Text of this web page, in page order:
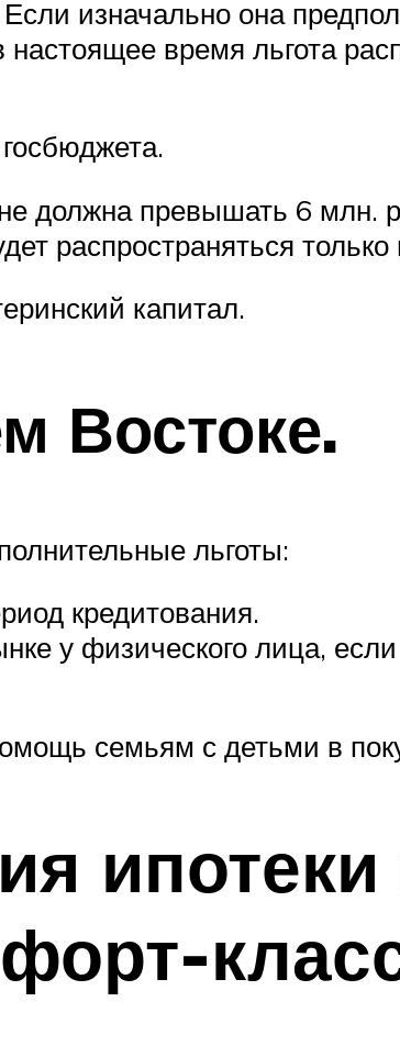
изначально она
время льгота
должна превышать 6 млн.
распространяться
капитал.
Востоке.
льготы:
кредитования.
у физического лица,
семьям с детьми в